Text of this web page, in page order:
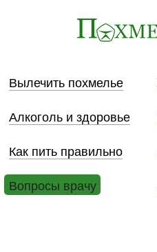
Вылечить похмелье
Алкоголь и здоровье
Как пить правильно
Вопросы врачу